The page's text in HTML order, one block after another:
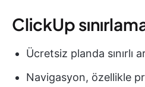
ClickUp
Ücretsiz planda sınırlı
Navigasyon, özellikle